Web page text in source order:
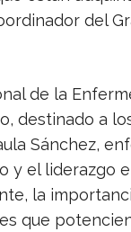
del
de la
destinado a
Sánchez,
y el liderazgo
la
que